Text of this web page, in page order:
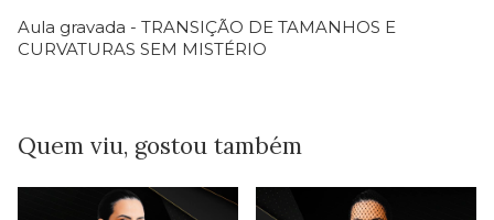
Aula gravada - TRANSIÇÃO DE TAMANHOS E
CURVATURAS SEM MISTÉRIO
Quem viu, gostou também